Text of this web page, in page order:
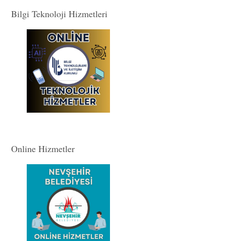
Bilgi Teknoloji Hizmetleri
Online Hizmetler